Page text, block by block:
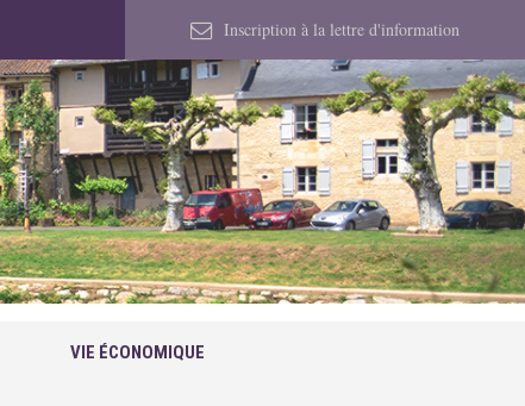
Inscription à la lettre d'information
VIE ÉCONOMIQUE